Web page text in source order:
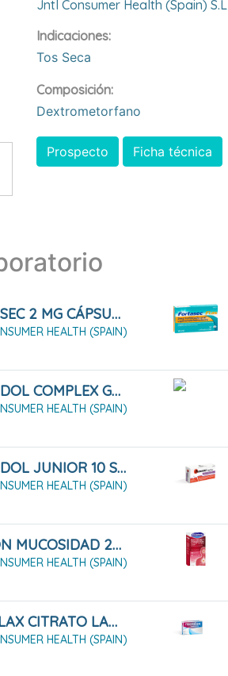
Jntl Consumer Health (spain) S.l
Indicaciones:
Tos Seca
Composición:
Dextrometorfano
Prospecto Ficha técnica
FORTASEC 2 MG CÁPSULAS DURAS, 20 CÁPSULAS
HEALTH (SPAIN)
FRENADOL COMPLEX GRANULADO PARA SOLUCIÓN ORAL
HEALTH (SPAIN)
FRENADOL JUNIOR 10 SOBRES
HEALTH (SPAIN)
INISTON MUCOSIDAD 20mg/ml SOLUCION ORAL SABOR MENTA , 1 Frasco De 150 Ml
HEALTH (SPAIN)
MICRALAX CITRATO LAURIL SULFATO 450MG/45 MG SOLUCIÓN RECTAL 12 MICROENEMAS
HEALTH (SPAIN)